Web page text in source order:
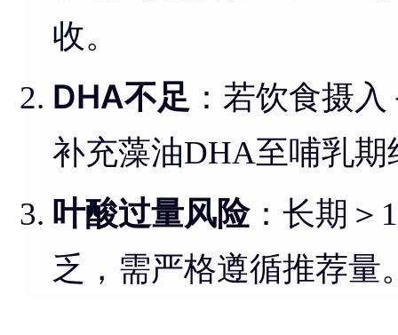
收。
DHA不足 ：若饮食摄
补充藻油DHA至哺乳期
叶酸过量风险：长期＞
乏，需严格遵循推荐量